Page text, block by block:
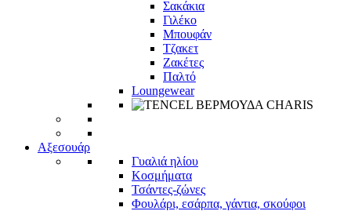
Σακάκια
Γιλέκο
Μπουφάν
Τζακετ
Ζακέτες
Παλτό
Loungewear
Αξεσουάρ
Γυαλιά ηλίου
Κοσμήματα
Τσάντες-ζώνες
Φουλάρι, εσάρπα, γάντια, σκούφοι